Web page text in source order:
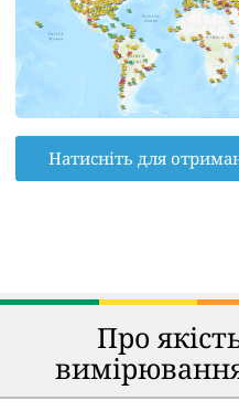
Натисніть для
Про